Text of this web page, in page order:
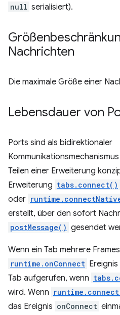
null serialisiert).
Nachrichten
Die maximale Größe einer
Lebensdauer von
Ports sind als bidirektionaler
Teilen einer Erweiterung
Erweiterung tabs.connect()
oder
erstellt, über den sofort
postMessage() gesendet
Wenn ein Tab mehrere
runtime.onConnect
Tab aufgerufen, wenn
wird. Wenn
das Ereignis onConnect